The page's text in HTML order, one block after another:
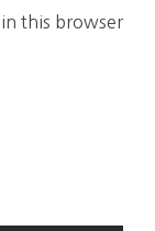
in this browser